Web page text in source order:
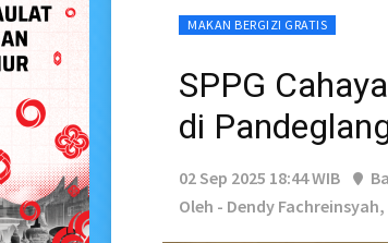
MAKAN BERGIZI GRATIS
SPPG
di
02 Sep 2025 18:44 WIB
Oleh - Dendy Fachreinsyah,